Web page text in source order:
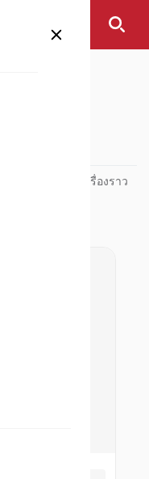
ตและติดตามทุกเรื่องราว